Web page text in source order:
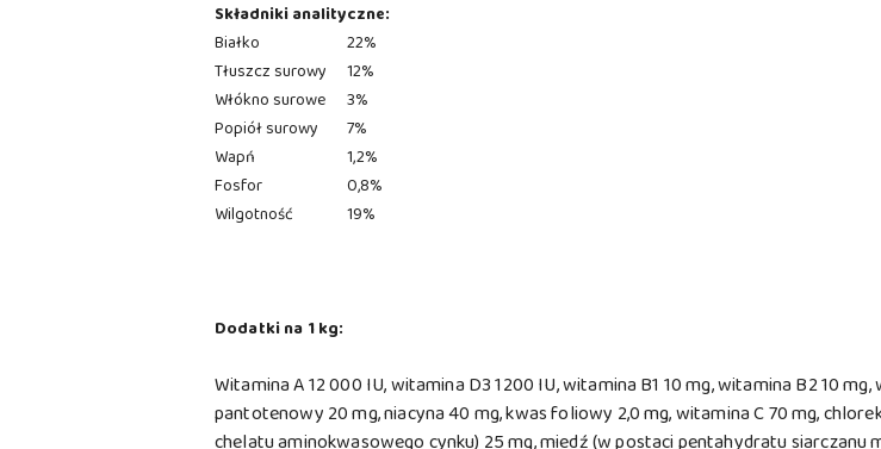
Składniki analityczne:
Białko
22%
Tłuszcz surowy
12%
Włókno surowe
3%
Popiół surowy
7%
Wapń
1,2%
Fosfor
0,8%
Wilgotność
19%
Dodatki na 1 kg:
Witamina A 12 000 IU, witamina D3 1200 IU, witamina B1 10 mg, witamina B2 10
pantotenowy 20 mg, niacyna 40 mg, kwas foliowy 2,0 mg, witamina C 70 mg,
chelatu aminokwasowego cynku) 25 mg, miedź (w postaci pentahydratu siarczanu